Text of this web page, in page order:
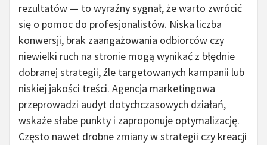
rezultatów — to wyraźny sygnał, że warto zwrócić
się o pomoc do profesjonalistów. Niska liczba
konwersji, brak zaangażowania odbiorców czy
niewielki ruch na stronie mogą wynikać z błędnie
dobranej strategii, źle targetowanych kampanii lub
niskiej jakości treści. Agencja marketingowa
przeprowadzi audyt dotychczasowych działań,
wskaże słabe punkty i zaproponuje optymalizację.
Często nawet drobne zmiany w strategii czy kreacji